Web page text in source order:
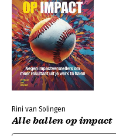
Rini van Solingen
Alle ballen op impact